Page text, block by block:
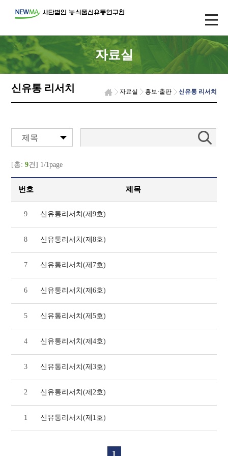
자료실
신유통 리서치 자료실 홍보·출판 신유통 리서치
제목
[총:9건] 1/1page
번호 제목
9 신유통리서치(제9호)
8 신유통리서치(제8호)
7 신유통리서치(제7호)
6 신유통리서치(제6호)
5 신유통리서치(제5호)
4 신유통리서치(제4호)
3 신유통리서치(제3호)
2 신유통리서치(제2호)
1 신유통리서치(제1호)
1